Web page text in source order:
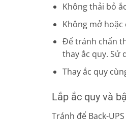
Không thải bỏ
Không mở hoặc
Để tránh chấn
thay ắc quy. Sử
Thay ắc quy
Lắp ắc quy và
Tránh để Back-